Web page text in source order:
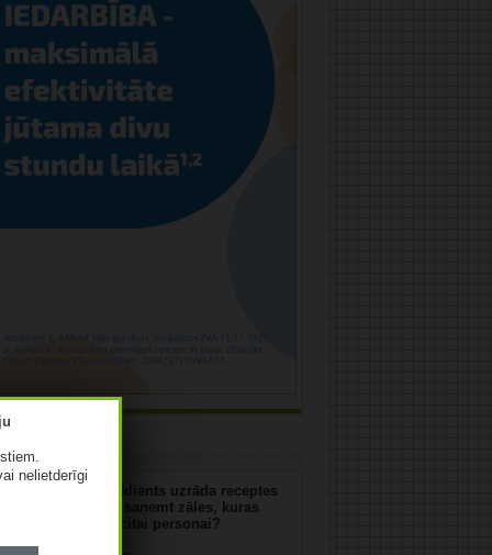
jūs rīkosities, ja klients uzrāda receptes
numuru un vēlas saņemt zāles, kuras
parakstītas citai personai?
nelietderīgi